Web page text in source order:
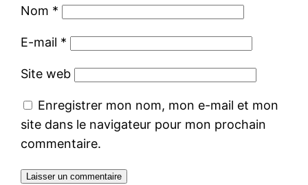
Nom *
E-mail *
Site web
Enregistrer mon nom, mon e-mail et mon
site dans le navigateur pour mon prochain
commentaire.